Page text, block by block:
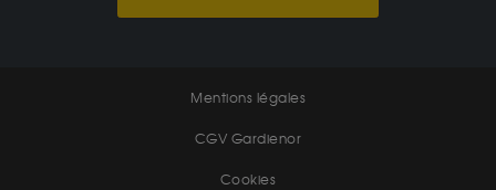
Mentions légales
CGV Gardienor
Cookies